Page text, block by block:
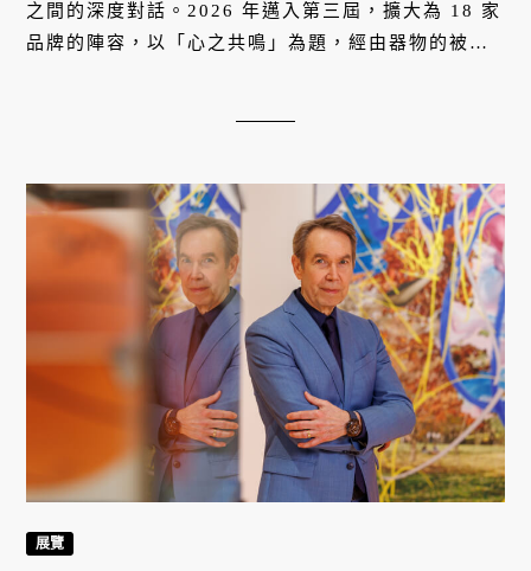
之間的深度對話。2026 年邁入第三屆，擴大為 18 家
品牌的陣容，以「心之共鳴」為題，經由器物的被造
展覽